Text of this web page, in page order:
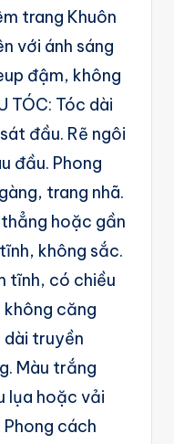
trang Khuôn
với ánh sáng
đậm, không
TÓC: Tóc dài
đầu. Rẽ ngôi
đầu. Phong
trang nhã.
thẳng hoặc gần
không sắc.
tĩnh, có chiều
không căng
dài truyền
Màu trắng
lụa hoặc vải
cách